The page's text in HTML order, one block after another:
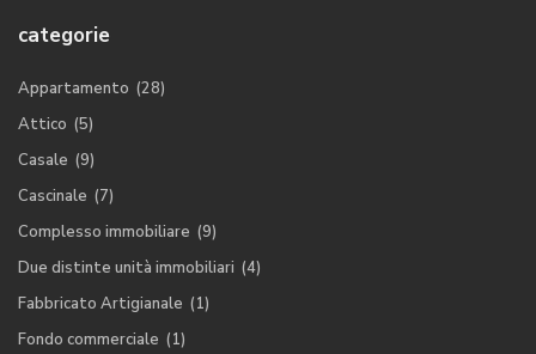
categorie
Appartamento (28)
Attico (5)
Casale (9)
Cascinale (7)
Complesso immobiliare (9)
Due distinte unità immobiliari (4)
Fabbricato Artigianale (1)
Fondo commerciale (1)